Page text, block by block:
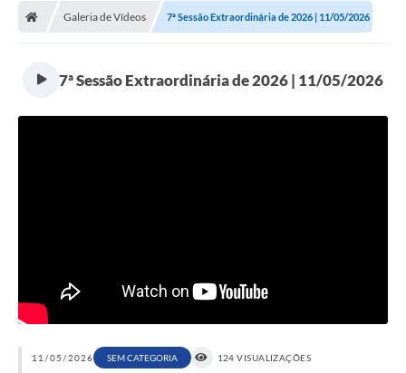
Galeria de Vídeos 7ª Sessão Extraordinária de 2026 | 11/05/2026
7ª Sessão Extraordinária de 2026 | 11/05/2026
11/05/2026 SEM CATEGORIA 124 VISUALIZAÇÕES